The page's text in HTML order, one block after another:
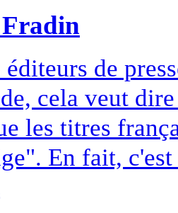
de
cela veut
les titres
En fait,